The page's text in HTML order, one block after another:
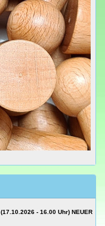
- 16.00 Uhr) NEUER